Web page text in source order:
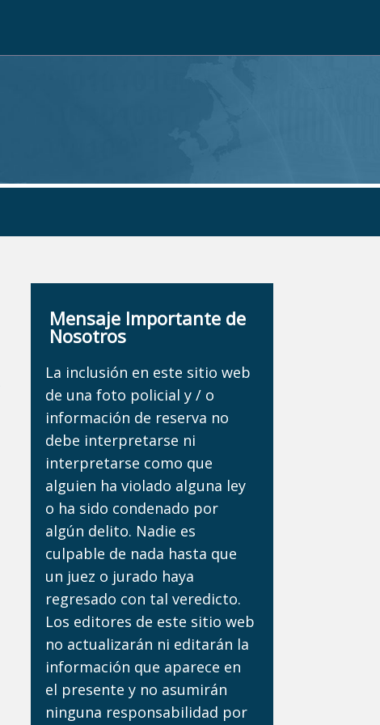
Mensaje Importante de
Nosotros
La inclusión en este sitio web
de una foto policial y / o
información de reserva no
debe interpretarse ni
interpretarse como que
alguien ha violado alguna ley
o ha sido condenado por
algún delito. Nadie es
culpable de nada hasta que
un juez o jurado haya
regresado con tal veredicto.
Los editores de este sitio web
no actualizarán ni editarán la
información que aparece en
el presente y no asumirán
ninguna responsabilidad por